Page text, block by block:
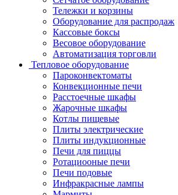
Тележки и корзины
Оборудование для распродаж
Кассовые боксы
Весовое оборудование
Автоматизация торговли
Тепловое оборудование
Пароконвектоматы
Конвекционные печи
Расстоечные шкафы
Жарочные шкафы
Котлы пищевые
Плиты электрические
Плиты индукционные
Печи для пиццы
Ротациооные печи
Печи подовые
Инфракрасные лампы